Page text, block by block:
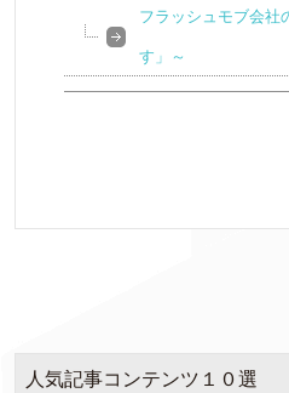
フラッシュモブ会社
す」～
人気記事コンテンツ１０選